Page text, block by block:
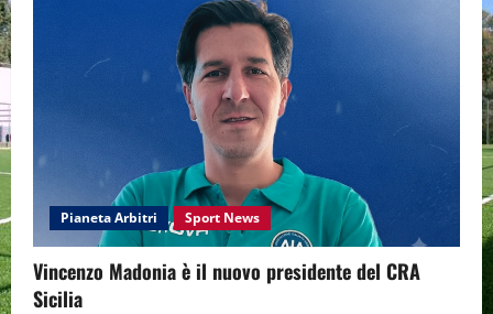
Pianeta Arbitri Sport News
Vincenzo Madonia è il nuovo presidente del CRA
Sicilia